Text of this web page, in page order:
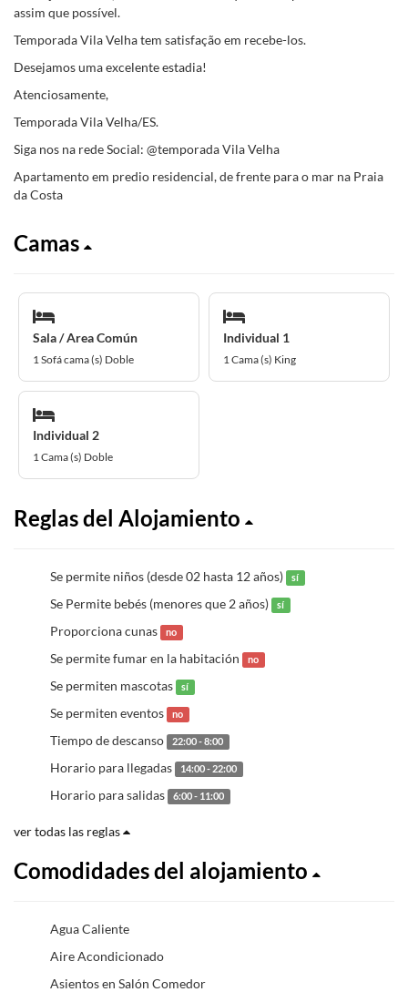
assim que possível.
Temporada Vila Velha tem satisfação em recebe-los.
Desejamos uma excelente estadia!
Atenciosamente,
Temporada Vila Velha/ES.
Siga nos na rede Social: @temporada Vila Velha
Apartamento em predio residencial, de frente para o mar na Praia
da Costa
Camas
Sala / Area Común
1 Sofá cama (s) Doble
Individual 1
1 Cama (s) King
Individual 2
1 Cama (s) Doble
Reglas del Alojamiento
Se permite niños (desde 02 hasta 12 años) sí
Se Permite bebés (menores que 2 años) sí
Proporciona cunas no
Se permite fumar en la habitación no
Se permiten mascotas sí
Se permiten eventos no
Tiempo de descanso 22:00 - 8:00
Horario para llegadas 14:00 - 22:00
Horario para salidas 6:00 - 11:00
ver todas las reglas
Comodidades del alojamiento
Agua Caliente
Aire Acondicionado
Asientos en Salón Comedor